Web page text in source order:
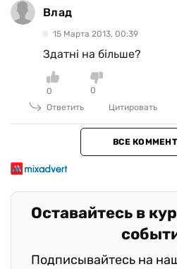
Влад
15 Марта 2013, 00:39
Здатні на більше?
0
0
Ответить
Цитировать
ВСЕ
Оставайтесь в
Подписывайтесь на